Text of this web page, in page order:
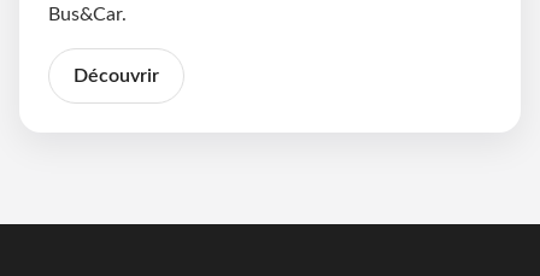
Bus&Car.
Découvrir